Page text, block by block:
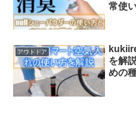
常使
アウトドア
を解
めの